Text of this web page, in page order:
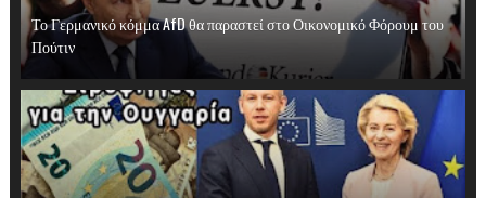
Το Γερμανικό κόμμα AfD θα παραστεί στο Οικονομικό Φόρουμ του
Πούτιν